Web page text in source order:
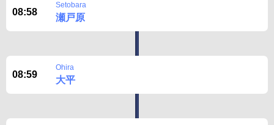
08:58
Setobara
瀬戸原
08:59
Ohira
大平